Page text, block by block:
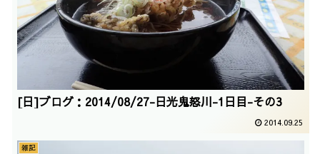
[日]ブログ：2014/08/27-日光鬼怒川-1日目-その3
2014.09.25
雑記